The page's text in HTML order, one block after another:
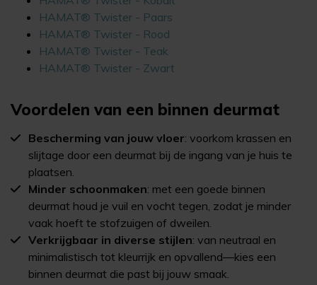
HAMAT® Twister - Paars
HAMAT® Twister - Rood
HAMAT® Twister - Teak
HAMAT® Twister - Zwart
Voordelen van een binnen deurmat
Bescherming van jouw vloer: voorkom krassen en
slijtage door een deurmat bij de ingang van je huis te
plaatsen.
Minder schoonmaken: met een goede binnen
deurmat houd je vuil en vocht tegen, zodat je minder
vaak hoeft te stofzuigen of dweilen.
Verkrijgbaar in diverse stijlen: van neutraal en
minimalistisch tot kleurrijk en opvallend—kies een
binnen deurmat die past bij jouw smaak.